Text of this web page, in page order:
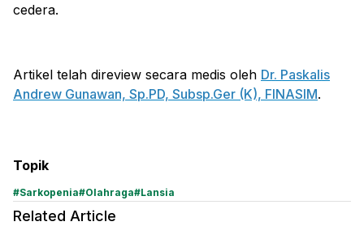
cedera.
Artikel telah direview secara medis oleh Dr. Paskalis
Andrew Gunawan, Sp.PD, Subsp.Ger (K), FINASIM.
Topik
#Sarkopenia#Olahraga#Lansia
Related Article